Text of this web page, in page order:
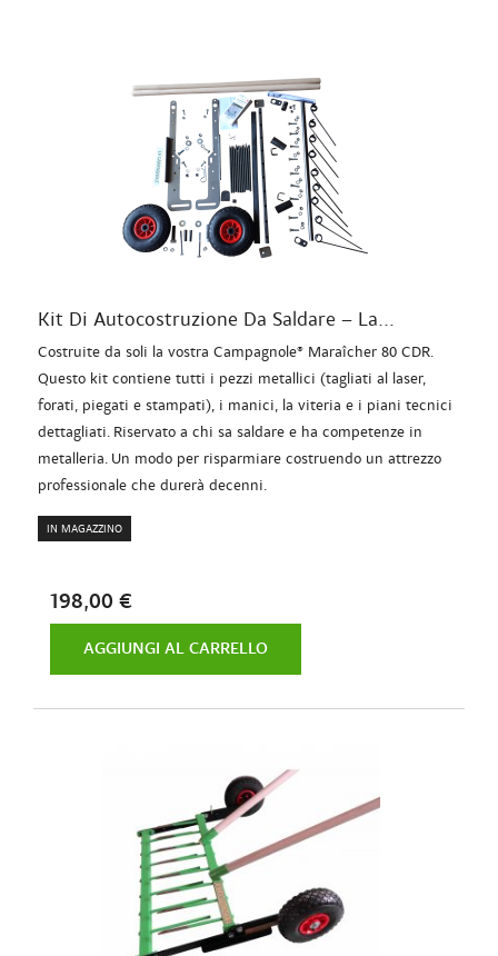
Kit Di Autocostruzione Da Saldare – La...
Costruite da soli la vostra Campagnole® Maraîcher 80 CDR.
Questo kit contiene tutti i pezzi metallici (tagliati al laser,
forati, piegati e stampati), i manici, la viteria e i piani tecnici
dettagliati. Riservato a chi sa saldare e ha competenze in
metalleria. Un modo per risparmiare costruendo un attrezzo
professionale che durerà decenni.
IN MAGAZZINO
198,00 €
AGGIUNGI AL CARRELLO